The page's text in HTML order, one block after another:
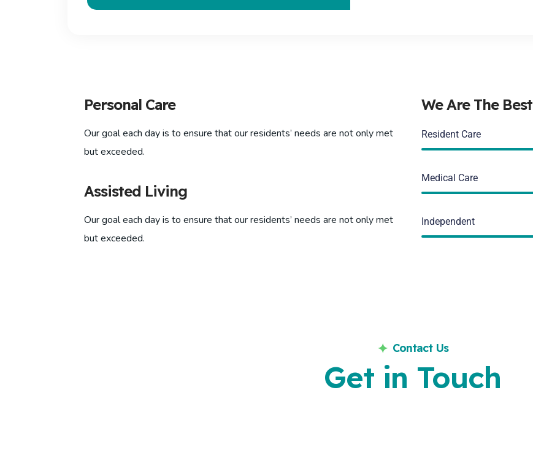
Personal Care
Our goal each day is to ensure that our residents’ needs are not only met
but exceeded.
Assisted Living
Our goal each day is to ensure that our residents’ needs are not only met
but exceeded.
We Are The Best
Resident Care
Medical Care
Independent
Contact Us
Get in Touch